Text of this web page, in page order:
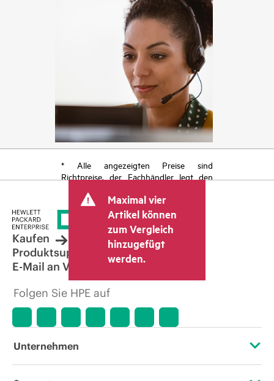
* Alle angezeigten Preise sind
Richtpreise, der Fachhändler legt den
kann weitere Gebühren wie
Mehrwertsteuer und Versandkosten
berücksichtigen. Der vom Fachhändler
festgelegte Transaktionspreis kann von
dem anderer Fachhändler und dem
angezeigten Richtpreis abweichen. Die
Richtpreise können zeitlich begrenzte
Sonderangebote enthalten. HPE behält
sich das Recht vor, jederzeit
Preisanpassungen vorzunehmen, u. a.
Marktbedingungen, der Einstellung von
Produktverfügbarkeit, dem Ende der
Lebensdauer von Werbeaktionen und
Maximal vier
Artikel können
zum Vergleich
hinzugefügt
werden.
Kaufen
Produktsupport
E-Mail an Vertrieb
Folgen Sie HPE auf
Unternehmen
Über HPE